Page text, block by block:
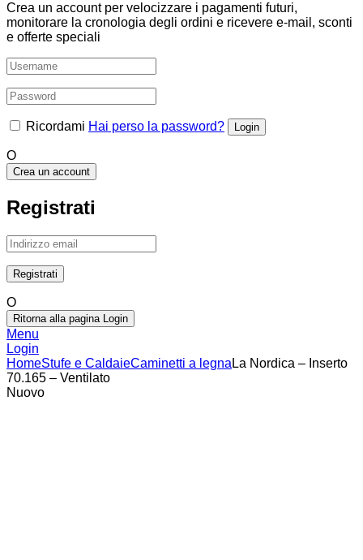
Crea un account per velocizzare i pagamenti futuri,
monitorare la cronologia degli ordini e ricevere e-mail, sconti
e offerte speciali
Ricordami Hai perso la password?
O
Crea un account
Registrati
O
Ritorna alla pagina Login
Menu
Login
HomeStufe e CaldaieCaminetti a legna La Nordica – Inserto
70.165 – Ventilato
Nuovo